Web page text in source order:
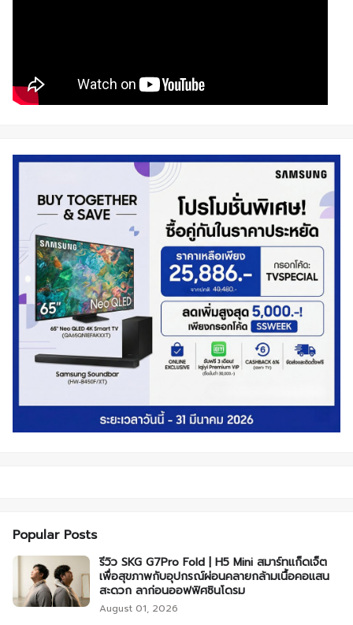
Popular Posts
รีวิว SKG G7Pro Fold | H5 Mini สมาร์ทแก็ดเจ็ต
เพื่อสุขภาพกับอุปกรณ์ผ่อนคลายกล้ามเนื้อคอแสน
สะดวก ลาก่อนออฟฟิศซินโดรม
August 01, 2026